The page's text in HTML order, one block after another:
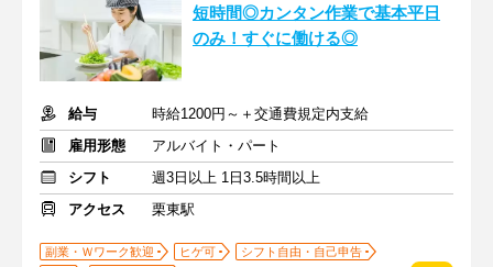
短時間◎カンタン作業で基本平日
のみ！すぐに働ける◎
給与
時給1200円～＋交通費規定内支給
雇用形態
アルバイト・パート
シフト
週3日以上 1日3.5時間以上
アクセス
栗東駅
副業・Ｗワーク歓迎 ヒゲ可 シフト自由・自己申告